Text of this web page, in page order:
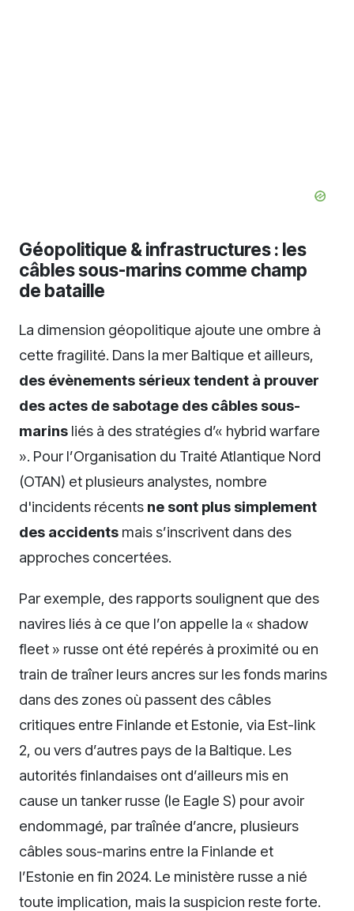
Géopolitique & infrastructures : les
câbles sous-marins comme champ
de bataille
La dimension géopolitique ajoute une ombre à
cette fragilité. Dans la mer Baltique et ailleurs,
des évènements sérieux tendent à prouver
des actes de sabotage des câbles sous-
marins liés à des stratégies d’« hybrid warfare
». Pour l’Organisation du Traité Atlantique Nord
(OTAN) et plusieurs analystes, nombre
d'incidents récents ne sont plus simplement
des accidents mais s’inscrivent dans des
approches concertées.
Par exemple, des rapports soulignent que des
navires liés à ce que l’on appelle la « shadow
fleet » russe ont été repérés à proximité ou en
train de traîner leurs ancres sur les fonds marins
dans des zones où passent des câbles
critiques entre Finlande et Estonie, via Est-link
2, ou vers d’autres pays de la Baltique. Les
autorités finlandaises ont d’ailleurs mis en
cause un tanker russe (le Eagle S) pour avoir
endommagé, par traînée d’ancre, plusieurs
câbles sous-marins entre la Finlande et
l’Estonie en fin 2024. Le ministère russe a nié
toute implication, mais la suspicion reste forte.